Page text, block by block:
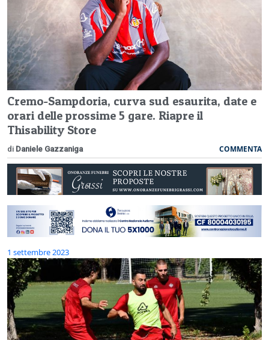
Cremo-Sampdoria, curva sud esaurita, date e
orari delle prossime 5 gare. Riapre il
Thisability Store
di Daniele Gazzaniga COMMENTA
1 settembre 2023